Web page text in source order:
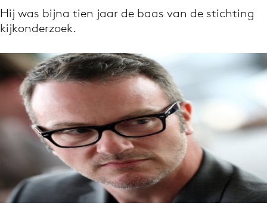
Volg het laatste nieuws via de Adformatie
Menu
9 sept: GenAI-training
12 nov: MarketingLive!
Adverteren
Hij was bijna tien jaar de baas van de stichting
kijkonderzoek.